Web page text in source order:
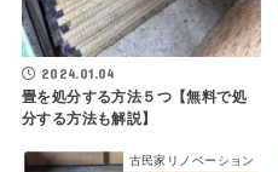
2024.01.04
畳を処分する方法５つ【無料で処
分する方法も解説】
古民家リノベーション